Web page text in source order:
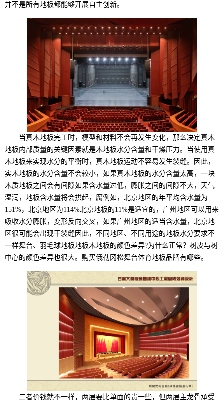
并不是所有地板都能够开展自主创新。
当真木地板完工时，模型和材料不会再发生变化，那么决定真木
地板内部质量的关键因素就是木地板水分含量和干燥压力。当使用真
木地板来实现水分的平衡时，真木地板运动不容易发生裂缝。因此，
实木地板的水分含量不会较小，如果真木地板的水分含量太高，一块
木质地板之间会有间隙如果含水量过低，膨胀之间的间隙不大，天气
湿润，地板含水量将会拱起，腐例如，北京地区的年平均含水量为
151%，北京地区为114%北京地板的11%是适宜的，广州地区可以用来
吸收水分膨胀，变形反向交叉，如果广州地区的适当含水量，北京地
区很可能会出现干裂缝因此，不同地区、不同用途的地板水分要求不
一样舞台、羽毛球地板地板木地板的颜色差异?为什么正常？树皮与树
中心的颜色差异也很大。购买俄勒冈松舞台体育地板品牌有哪些。
二者价钱就不一样，两层要比单面的贵一些，但两层主龙骨承受